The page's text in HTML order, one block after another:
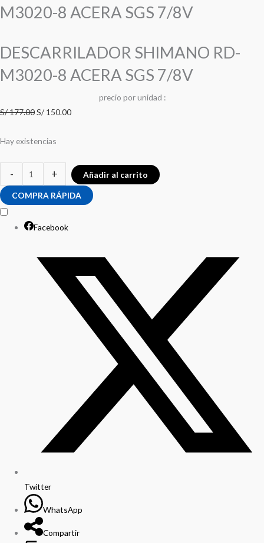
M3020-8 ACERA SGS 7/8V
DESCARRILADOR SHIMANO RD-
M3020-8 ACERA SGS 7/8V
precio por unidad :
S/177.00S/ 150.00
Hay existencias
- + Añadir al carrito
COMPRA RÁPIDA
Facebook
Twitter
WhatsApp
Compartir